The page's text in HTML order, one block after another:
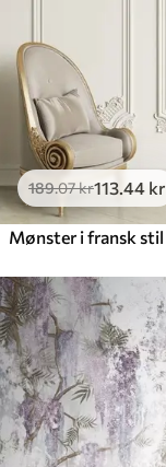
189.07kr113.44 kr
Mønster i fransk stil